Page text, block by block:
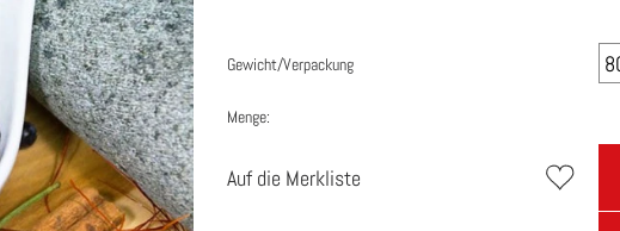
Gewicht/Verpackung
Menge:
Auf die Merkliste